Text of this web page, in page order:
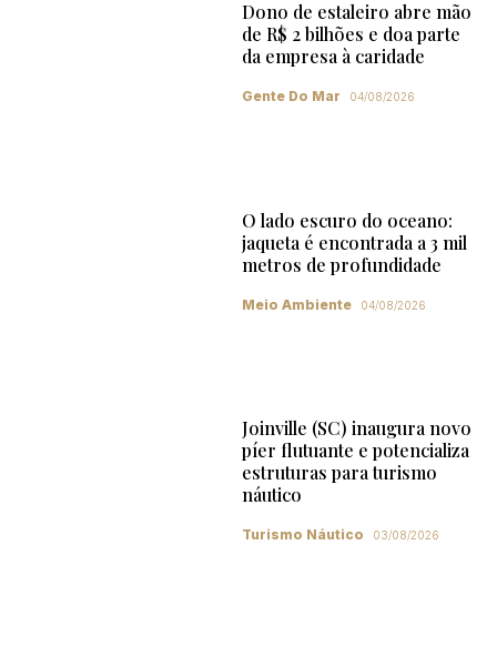
Dono de estaleiro abre mão
de R$ 2 bilhões e doa parte
da empresa à caridade
Gente Do Mar 04/08/2026
O lado escuro do oceano:
jaqueta é encontrada a 3 mil
metros de profundidade
Meio Ambiente 04/08/2026
Joinville (SC) inaugura novo
píer flutuante e potencializa
estruturas para turismo
náutico
Turismo Náutico 03/08/2026